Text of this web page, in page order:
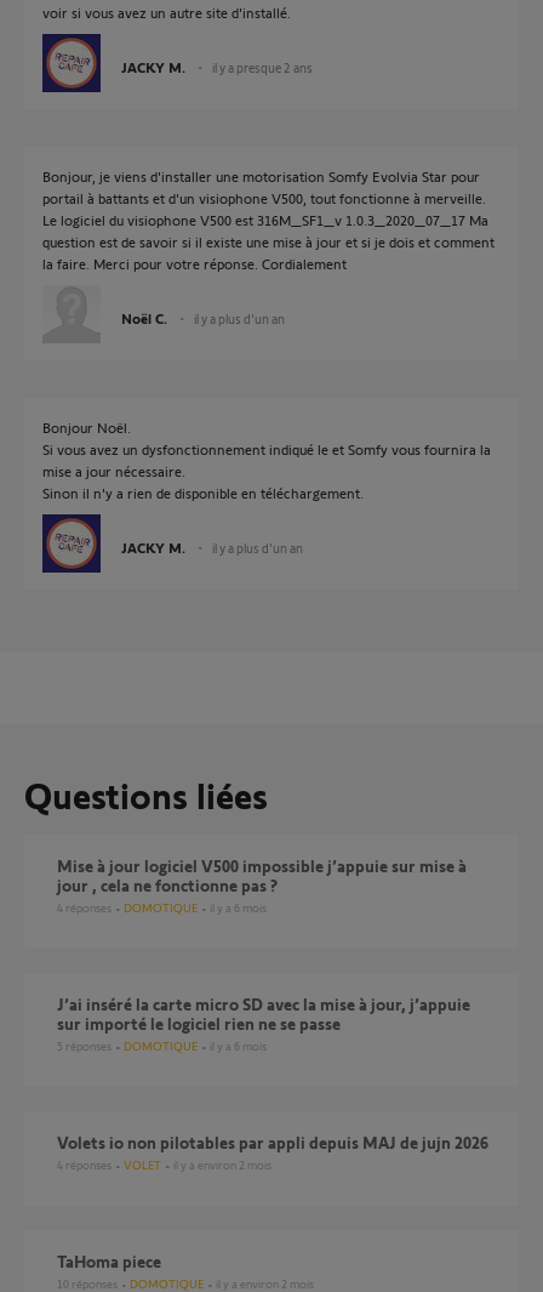
voir si vous avez un autre site d'installé.
JACKY M. il y a presque 2 ans
Bonjour, je viens d'installer une motorisation Somfy Evolvia Star pour
portail à battants et d'un visiophone V500, tout fonctionne à merveille.
Le logiciel du visiophone V500 est 316M_SF1_v 1.0.3_2020_07_17 Ma
question est de savoir si il existe une mise à jour et si je dois et comment
la faire. Merci pour votre réponse. Cordialement
Noël C. il y a plus d'un an
Bonjour Noël.
Si vous avez un dysfonctionnement indiqué le et Somfy vous fournira la
mise a jour nécessaire.
Sinon il n'y a rien de disponible en téléchargement.
JACKY M. il y a plus d'un an
Questions liées
Mise à jour logiciel V500 impossible j’appuie sur mise à
jour , cela ne fonctionne pas ?
4 réponses DOMOTIQUE il y a 6 mois
J’ai inséré la carte micro SD avec la mise à jour, j’appuie
sur importé le logiciel rien ne se passe
5 réponses DOMOTIQUE il y a 6 mois
volets io non pilotables par appli depuis MAJ de jujn 2026
4 réponses VOLET il y a environ 2 mois
TaHoma piece
10 réponses DOMOTIQUE il y a environ 2 mois